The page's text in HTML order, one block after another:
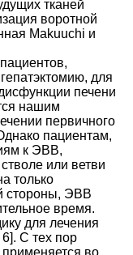
тканей
воротной
Makuuchi и
для
печени
нашим
первичного
пациентам,
к ЭВВ,
или ветви
только
стороны, ЭВВ
время.
для лечения
6]. С тех пор
во